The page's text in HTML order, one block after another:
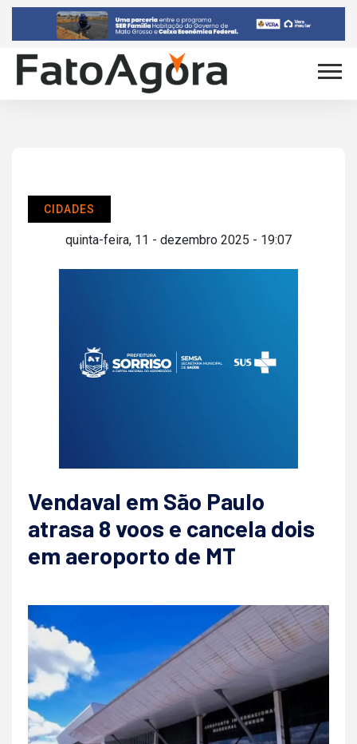
CIDADES
quinta-feira, 11 - dezembro 2025 - 19:07
Vendaval em São Paulo
atrasa 8 voos e cancela dois
em aeroporto de MT